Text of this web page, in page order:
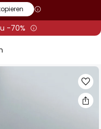
-70%